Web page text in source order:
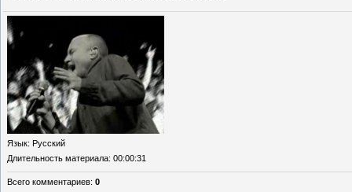
Язык: Русский
Длительность материала: 00:00:31
Всего комментариев: 0